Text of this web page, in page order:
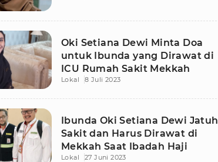
Oki Setiana Dewi Minta Doa
untuk Ibunda yang Dirawat di
ICU Rumah Sakit Mekkah
Lokal 8 Juli 2023
Ibunda Oki Setiana Dewi Jatuh
Sakit dan Harus Dirawat di
Mekkah Saat Ibadah Haji
Lokal 27 Juni 2023